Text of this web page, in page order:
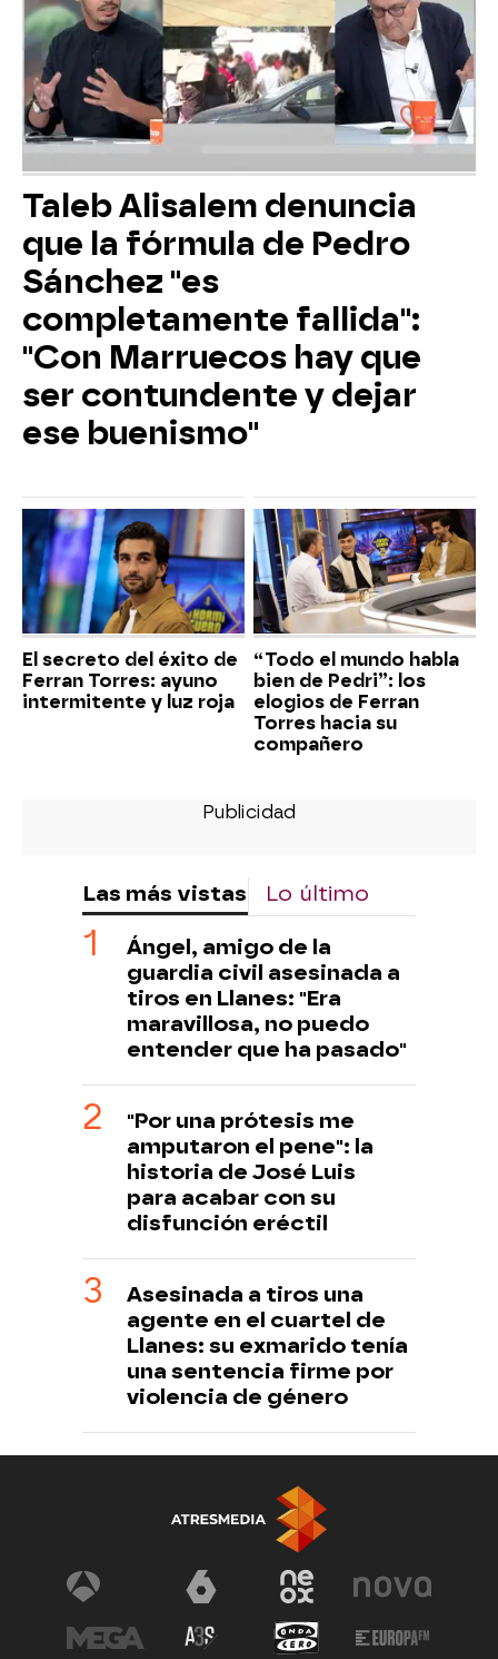
Taleb Alisalem denuncia
que la fórmula de Pedro
Sánchez "es
completamente fallida":
"Con Marruecos hay que
ser contundente y dejar
ese buenismo"
El secreto del éxito de
Ferran Torres: ayuno
intermitente y luz roja
“Todo el mundo habla
bien de Pedri”: los
elogios de Ferran
Torres hacia su
compañero
Las más vistas Lo último
Ángel, amigo de la
guardia civil asesinada a
tiros en Llanes: "Era
maravillosa, no puedo
entender que ha pasado"
"Por una prótesis me
amputaron el pene": la
historia de José Luis
para acabar con su
disfunción eréctil
Asesinada a tiros una
agente en el cuartel de
Llanes: su exmarido tenía
una sentencia firme por
violencia de género